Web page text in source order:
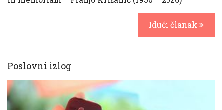
Idući članak
Poslovni izlog